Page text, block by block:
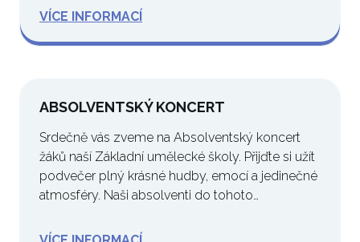
VÍCE INFORMACÍ
ABSOLVENTSKÝ KONCERT
Srdečně vás zveme na Absolventský koncert
žáků naší Základní umělecké školy. Přijďte si užít
podvečer plný krásné hudby, emocí a jedinečné
atmosféry. Naši absolventi do tohoto…